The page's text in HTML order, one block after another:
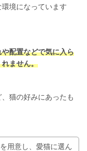
環境になっています
配置などで気に入ら
ません。
猫の好みにあったも
用意し、愛猫に選ん